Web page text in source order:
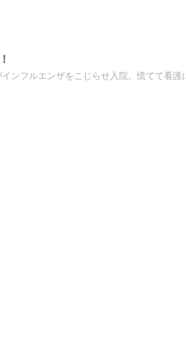
ンフルエンザをこじらせ入院。慌てて看護